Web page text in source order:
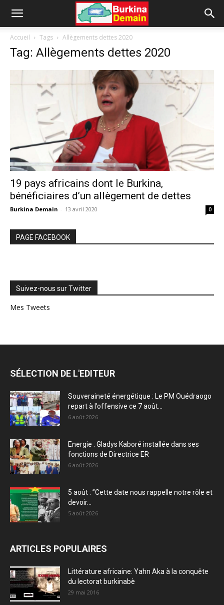
Accueil Tags Allègements dettes 2020
Tag: Allègements dettes 2020
19 pays africains dont le Burkina,
bénéficiaires d’un allègement de dettes
Burkina Demain - 13 avril 2020 0
PAGE FACEBOOK
Suivez-nous sur Twitter
Mes Tweets
SÉLECTION DE L'EDITEUR
Souveraineté énergétique : Le PM Ouédraogo
repart à l’offensive ce 7 août...
6 août 2026
Energie : Gladys Kaboré installée dans ses
fonctions de Directrice ER
6 août 2026
5 août : ”Cette date nous rappelle notre rôle et
devoir...
5 août 2026
ARTICLES POPULAIRES
Littérature africaine: Yahn Aka à la conquête
du lectorat burkinabè
29 mai 2016